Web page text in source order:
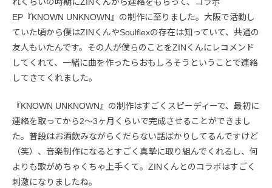
れくらいの時期にZINくんから連絡をもらって、コラボ
EP『KNOWN UNKNOWN』の制作に至りました。大阪で活動し
ていた頃から僕はZINくんやSoulflexの存在は知っていて、共通の
友人もいたんです。その人が僕らのことをZINくんにレコメンド
してくれて、一緒に曲を作ったらおもしろそうということで連絡
してきてくれました。
『KNOWN UNKNOWN』の制作はすごくスピーディーで、最初に
連絡を取ってから2〜3ヶ月くらいで完成させることができまし
た。普段はお酒飲みながらくだらない話ばかりしてるんですけど
（笑）、音楽制作になるとすごく真摯に取り組んでくれるし、何
よりも歌がめちゃくちゃ上手くて。ZINくんとのコラボはすごく
刺激になりましたね。